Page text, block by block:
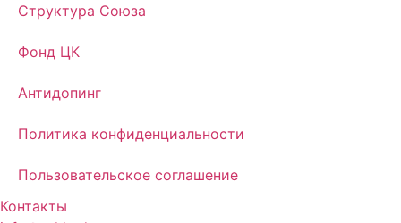
Структура Союза
Фонд ЦК
Антидопинг
Политика конфиденциальности
Пользовательское соглашение
Контакты